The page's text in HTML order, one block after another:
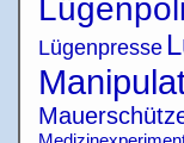
Lügenpresse